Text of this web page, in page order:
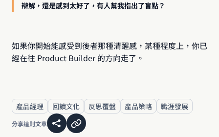
辯解，還是感到太好了，有人幫我指出了盲點？
如果你開始能感受到後者那種清醒感，某種程度上，你已
經在往 Product Builder 的方向走了。
產品經理 回饋文化 反思覆盤 產品策略 職涯發展
分享這則文章